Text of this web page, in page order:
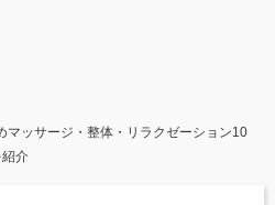
マッサージ・整体・リラクゼーション10
介